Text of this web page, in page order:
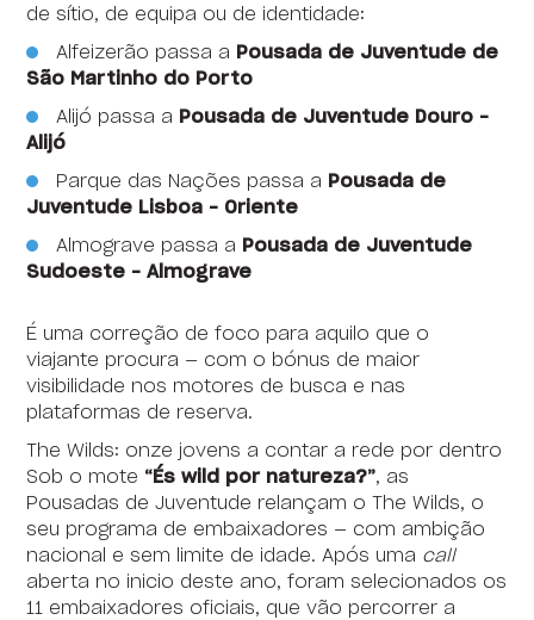
de sítio, de equipa ou de identidade:
Alfeizerão passa a Pousada de Juventude de
São Martinho do Porto
Alijó passa a Pousada de Juventude Douro –
Alijó
Parque das Nações passa a Pousada de
Juventude Lisboa – Oriente
Almograve passa a Pousada de Juventude
Sudoeste – Almograve
É uma correção de foco para aquilo que o
viajante procura — com o bónus de maior
visibilidade nos motores de busca e nas
plataformas de reserva.
The Wilds: onze jovens a contar a rede por dentro
Sob o mote “És wild por natureza?”, as
Pousadas de Juventude relançam o The Wilds, o
seu programa de embaixadores — com ambição
nacional e sem limite de idade. Após uma call
aberta no inicio deste ano, foram selecionados os
11 embaixadores oficiais, que vão percorrer a